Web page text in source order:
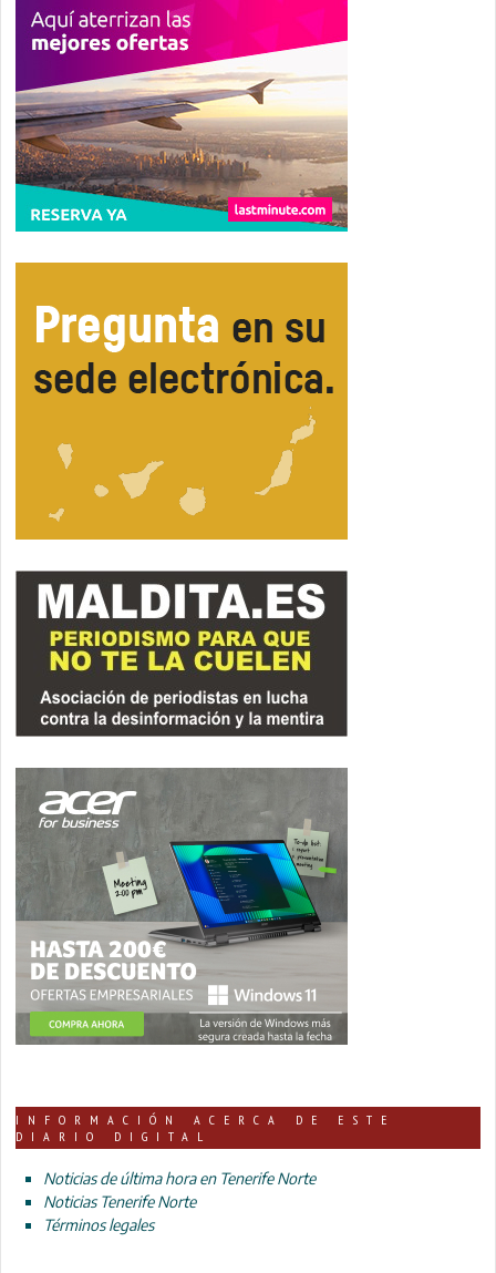
INFORMACIÓN ACERCA DE ESTE
DIARIO DIGITAL
Noticias de última hora en Tenerife Norte
Noticias Tenerife Norte
Términos legales